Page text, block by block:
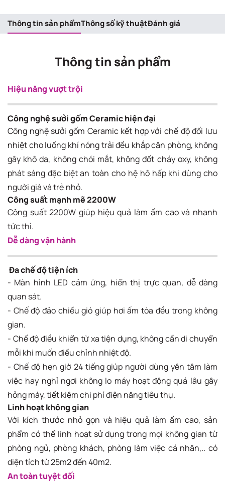
Thông tin sản phẩmThông số kỹ thuậtĐánh giá
Thông tin sản phẩm
Hiệu năng vượt trội
Công nghệ sưởi gốm Ceramic hiện đại
Công nghệ sưởi gốm Ceramic kết hợp với chế độ đối lưu
nhiệt cho luồng khí nóng trải đều khắp căn phòng, không
gây khô da, không chói mắt, không đốt cháy oxy, không
phát sáng đặc biệt an toàn cho hệ hô hấp khi dùng cho
người già và trẻ nhỏ.
Công suất mạnh mẽ 2200W
Công suất 2200W giúp hiệu quả làm ấm cao và nhanh
tức thì.
Dễ dàng vận hành
Đa chế độ tiện ích
- Màn hình LED cảm ứng, hiển thị trực quan, dễ dàng
quan sát.
- Chế độ đảo chiều gió giúp hơi ấm tỏa đều trong không
gian.
- Chế độ điều khiển từ xa tiện dụng, không cần di chuyển
mỗi khi muốn điều chỉnh nhiệt độ.
- Chế độ hẹn giờ 24 tiếng giúp người dùng yên tâm làm
việc hay nghỉ ngơi không lo máy hoạt động quá lâu gây
hỏng máy, tiết kiệm chi phí điện năng tiêu thụ.
Linh hoạt không gian
Với kích thước nhỏ gọn và hiệu quả làm ấm cao, sản
phẩm có thể linh hoạt sử dụng trong mọi không gian từ
phòng ngủ, phòng khách, phòng làm việc cá nhân,.. có
diện tích từ 25m2 đến 40m2.
An toàn tuyệt đối